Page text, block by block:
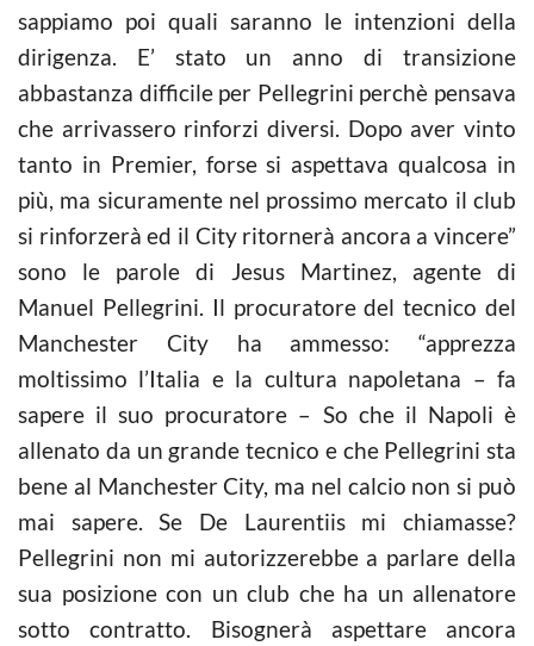
sappiamo poi quali saranno le intenzioni della
dirigenza. E’ stato un anno di transizione
abbastanza difficile per Pellegrini perchè pensava
che arrivassero rinforzi diversi. Dopo aver vinto
tanto in Premier, forse si aspettava qualcosa in
più, ma sicuramente nel prossimo mercato il club
si rinforzerà ed il City ritornerà ancora a vincere”
sono le parole di Jesus Martinez, agente di
Manuel Pellegrini. Il procuratore del tecnico del
Manchester City ha ammesso: “apprezza
moltissimo l’Italia e la cultura napoletana – fa
sapere il suo procuratore – So che il Napoli è
allenato da un grande tecnico e che Pellegrini sta
bene al Manchester City, ma nel calcio non si può
mai sapere. Se De Laurentiis mi chiamasse?
Pellegrini non mi autorizzerebbe a parlare della
sua posizione con un club che ha un allenatore
sotto contratto. Bisognerà aspettare ancora